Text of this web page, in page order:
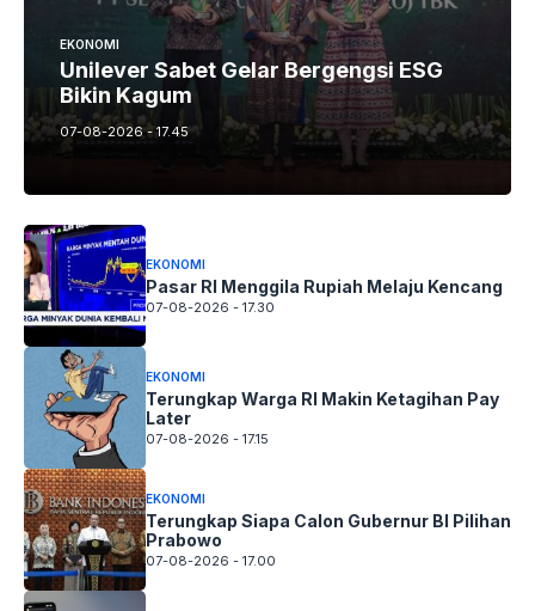
EKONOMI
Unilever Sabet Gelar Bergengsi ESG
Bikin Kagum
07-08-2026 - 17.45
EKONOMI
Pasar RI Menggila Rupiah Melaju Kencang
07-08-2026 - 17.30
EKONOMI
Terungkap Warga RI Makin Ketagihan Pay
Later
07-08-2026 - 17.15
EKONOMI
Terungkap Siapa Calon Gubernur BI Pilihan
Prabowo
07-08-2026 - 17.00